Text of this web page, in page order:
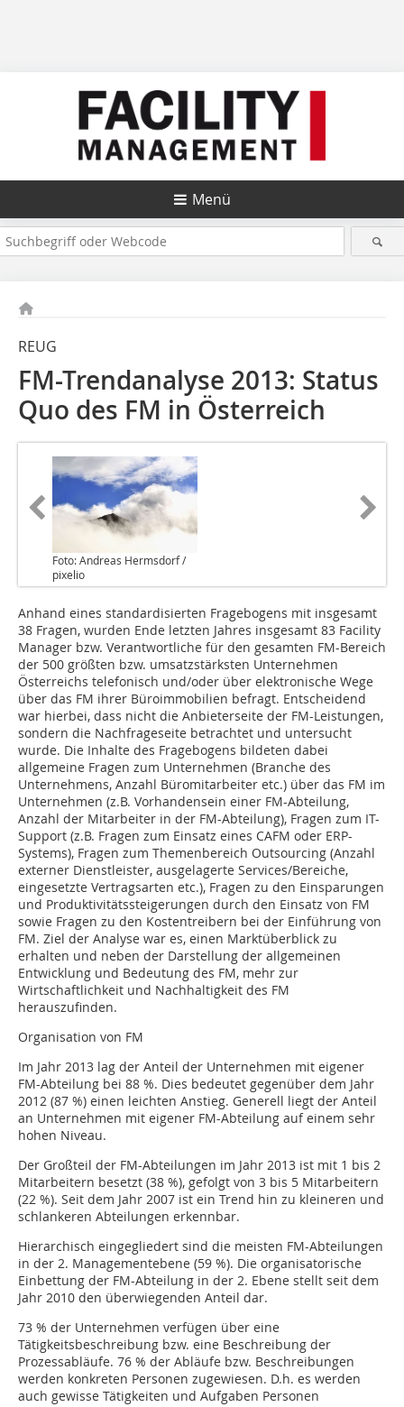
Menü
REUG
FM-Trendanalyse 2013: Status
Quo des FM in Österreich
Foto: Andreas Hermsdorf /
pixelio
Anhand eines standardisierten Fragebogens mit insgesamt
38 Fragen, wurden Ende letzten Jahres insgesamt 83 Facility
Manager bzw. Verantwortliche für den gesamten FM-Bereich
der 500 größten bzw. umsatzstärksten Unternehmen
Österreichs telefonisch und/oder über elektronische Wege
über das FM ihrer Büro­immobilien befragt. Entscheidend
war hierbei, dass nicht die Anbieterseite der FM-Leistungen,
sondern die Nachfrageseite betrachtet und untersucht
wurde. Die Inhalte des Fragebogens bildeten dabei
allgemeine Fragen zum Unternehmen (Branche des
Unternehmens, Anzahl Büromitarbeiter etc.) über das FM im
Unternehmen (z.B. Vorhandensein einer FM-Abteilung,
Anzahl der Mitarbeiter in der FM-Abteilung), Fragen zum IT-
Support (z.B. Fragen zum Einsatz eines CAFM oder ERP-
Systems), Fragen zum Themenbereich Outsourcing (Anzahl
externer Dienstleister, ausgelagerte Services/Bereiche,
eingesetzte Vertragsarten etc.), Fragen zu den Einsparungen
und Produktivitätssteigerungen durch den Einsatz von FM
sowie Fragen zu den Kostentreibern bei der Einführung von
FM. Ziel der Analyse war es, einen Marktüberblick zu
erhalten und neben der Darstellung der allgemeinen
Entwicklung und Bedeutung des FM, mehr zur
Wirtschaftlichkeit und Nachhaltigkeit des FM
herauszufinden.
Organisation von FM
Im Jahr 2013 lag der Anteil der Unternehmen mit eigener
FM-Abteilung bei 88 %. Dies bedeutet gegenüber dem Jahr
2012 (87 %) einen leichten Anstieg. Generell liegt der Anteil
an Unternehmen mit eigener FM-Abteilung auf einem sehr
hohen Niveau.
Der Großteil der FM-Abteilungen im Jahr 2013 ist mit 1 bis 2
Mitarbeitern besetzt (38 %), gefolgt von 3 bis 5 Mitarbeitern
(22 %). Seit dem Jahr 2007 ist ein Trend hin zu kleineren und
schlankeren Abteilungen erkennbar.
Hierarchisch eingegliedert sind die meisten FM-Abteilungen
in der 2. Managementebene (59 %). Die organisatorische
Einbettung der FM-Abteilung in der 2. Ebene stellt seit dem
Jahr 2010 den überwiegenden Anteil dar.
73 % der Unternehmen verfügen über eine
Tätigkeitsbeschreibung bzw. eine Beschreibung der
Prozessabläufe. 76 % der Abläufe bzw. Beschreibungen
werden konkreten Personen zugewiesen. D.h. es werden
auch gewisse Tätigkeiten und Aufgaben Personen